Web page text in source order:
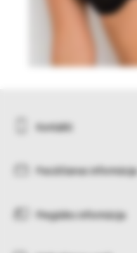
Kontakti
Pasūtīšanas informācija
Piegādes informācija